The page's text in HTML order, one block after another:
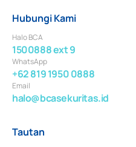
Hubungi Kami
Halo BCA
1500888 ext 9
WhatsApp
+62 819 1950 0888
Email
halo@bcasekuritas.id
Tautan